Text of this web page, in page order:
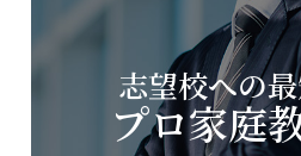
志望校への
プロ家庭